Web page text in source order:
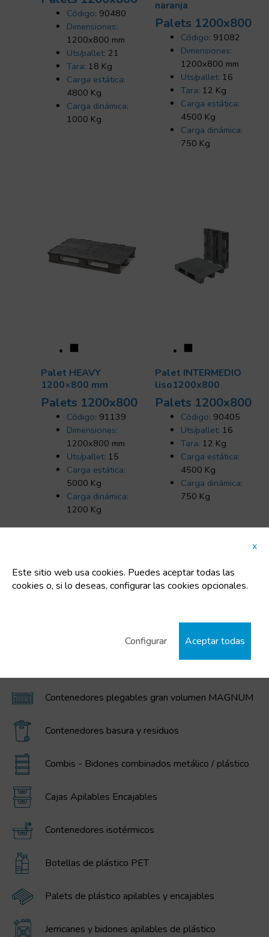
Código: 90480
Dimensiones:
1200x800 mm
Uts/pallet: 21
Tara: 18 Kg
Carga estática:
4800 Kg
Carga dinámica:
1000 Kg
naranja
Palets 1200x800
Código: 91082
Dimensiones:
1200x800 mm
Uts/pallet: 16
Tara: 12 Kg
Carga estática:
4500 Kg
Carga dinámica:
750 Kg
Palet HEAVY
1200×800 mm
Palets 1200x800
Código: 91139
Dimensiones:
1200x800 mm
Uts/pallet: 15
Carga estática:
5000 Kg
Carga dinámica:
1200 Kg
Palet INTERMEDIO
liso1200x800
Palets 1200x800
Código: 90405
Uts/pallet: 16
Tara: 12 Kg
Carga estática:
4500 Kg
Carga dinámica:
750 Kg
CATEGORÍAS DESTACADAS
Contenedores IBC / GRG, bidones, cubos, y
Contenedores plegables gran volumen MAGNUM
Contenedores basura y residuos
Combis - Bidones combinados metálico / plástico
Cajas Apilables Encajables
Contenedores isotérmicos
Botellas de plástico PET
Palets de plástico apilables y encajables
Jerricanes y bidones apilables de plástico
Este sitio web usa cookies. Puedes aceptar todas las
cookies o, si lo deseas, configurar las cookies opcionales.
x
Aceptar todas
Configurar